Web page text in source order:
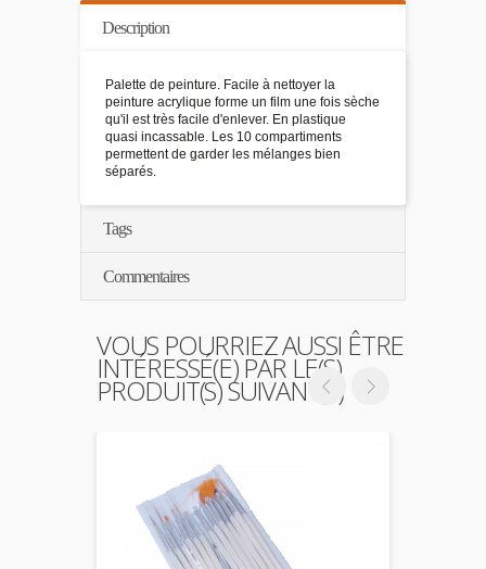
Description
Palette de peinture. Facile à nettoyer la
peinture acrylique forme un film une fois sèche
qu'il est très facile d'enlever. En plastique
quasi incassable. Les 10 compartiments
permettent de garder les mélanges bien
séparés.
Tags
Commentaires
VOUS POURRIEZ AUSSI ÊTRE
INTÉRESSÉ(E) PAR LE(S)
PRODUIT(S) SUIVANT(S)